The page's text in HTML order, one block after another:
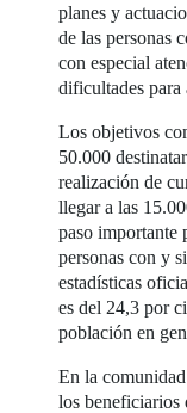
planes y
de las personas
con especial
dificultades para
Los objetivos
50.000
realización de
llegar a las
paso importante
personas con y
estadísticas
es del 24,3 por
población en
En la
los beneficiarios